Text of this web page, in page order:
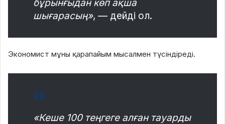
бұрынғыдан көп ақша
шығарасың», — дейді ол.
Экономист мұны қарапайым мысалмен түсіндіреді.
«Кеше 100 теңгеге алған тауарды